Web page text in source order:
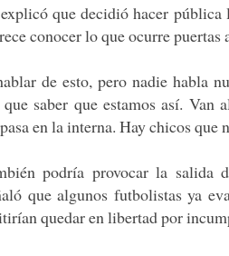
que decidió hacer pública
conocer lo que ocurre
de esto, pero nadie habla
saber que estamos así. Van
en la interna. Hay chicos
podría provocar la salida
que algunos futbolistas ya
quedar en libertad por